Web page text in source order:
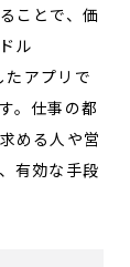
ことで、価
ル
たアプリで
。仕事の都
める人や営
有効な手段